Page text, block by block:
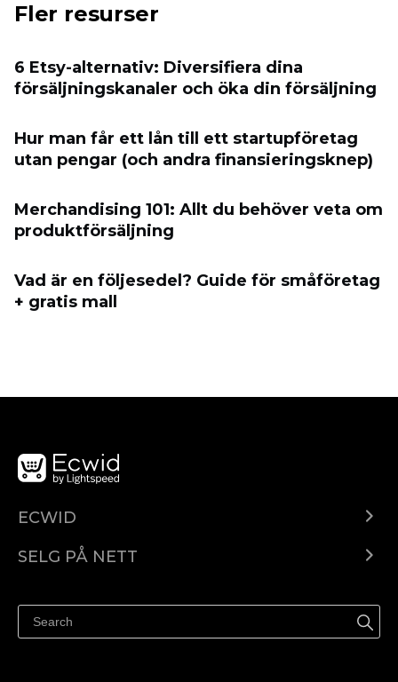
Fler resurser
6 Etsy-alternativ: Diversifiera dina
försäljningskanaler och öka din försäljning
Hur man får ett lån till ett startupföretag
utan pengar (och andra finansieringsknep)
Merchandising 101: Allt du behöver veta om
produktförsäljning
Vad är en följesedel? Guide för småföretag
+ gratis mall
ECWID
Pris
SELG PÅ NETT
Selg på Facebook
Selg på Instagram